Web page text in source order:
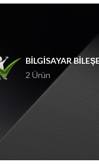
BILGISAYAR
2 Ürün